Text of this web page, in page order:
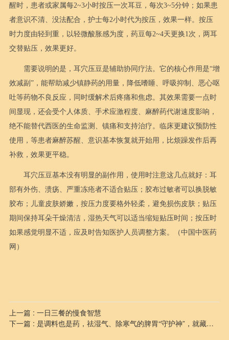
醒时，患者或家属每2~3小时按压一次耳豆，每次3~5分钟；如果患
者意识不清、没法配合，护士每2小时代为按压，效果一样。按压
时力度由轻到重，以轻微酸胀感为度，药豆每2~4天更换1次，两耳
交替贴压，效果更好。
需要说明的是，耳穴压豆是辅助协同疗法。它的核心作用是“增
效减副”，能帮助减少镇静药的用量，降低嗜睡、呼吸抑制、恶心呕
吐等药物不良反应，同时缓解术后疼痛和焦虑。其效果需要一点时
间显现，还会受个人体质、手术应激程度、麻醉药代谢速度影响，
绝不能替代西医的生命监测、镇痛和支持治疗。临床更建议预防性
使用，等患者麻醉苏醒、意识基本恢复就开始用，比烦躁发作后再
补救，效果更平稳。
耳穴压豆基本没有明显的副作用，使用时注意这几点就好：耳
部有外伤、溃疡、严重冻疮者不适合贴压；胶布过敏者可以换脱敏
胶布；儿童皮肤娇嫩，按压力度要格外轻柔，避免损伤皮肤；贴压
期间保持耳朵干燥清洁，湿热天气可以适当缩短贴压时间；按压时
如果感觉明显不适，应及时告知医护人员调整方案。（中国中医药
网）
上一篇 : 一日三餐的慢食智慧
下一篇 : 是调料也是药，祛湿气、除寒气的脾胃“守护神”，就藏在厨房里